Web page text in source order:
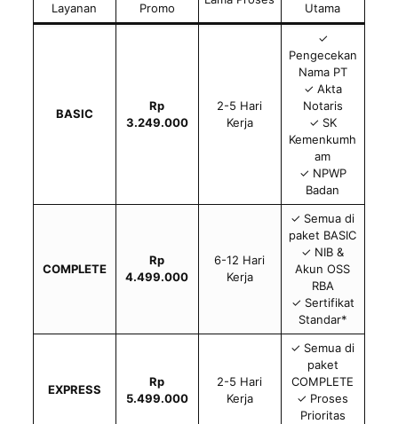
Layanan Promo Utama
BASIC
Rp
3.249.000
2-5 Hari
Kerja
✓
Pengecekan
Nama PT
✓ Akta
Notaris
✓ SK
Kemenkumh
am
✓ NPWP
Badan
COMPLETE
Rp
4.499.000
6-12 Hari
Kerja
✓ Semua di
paket BASIC
✓ NIB &
Akun OSS
RBA
✓ Sertifikat
Standar*
EXPRESS
Rp
5.499.000
2-5 Hari
Kerja
✓ Semua di
paket
COMPLETE
✓ Proses
Prioritas